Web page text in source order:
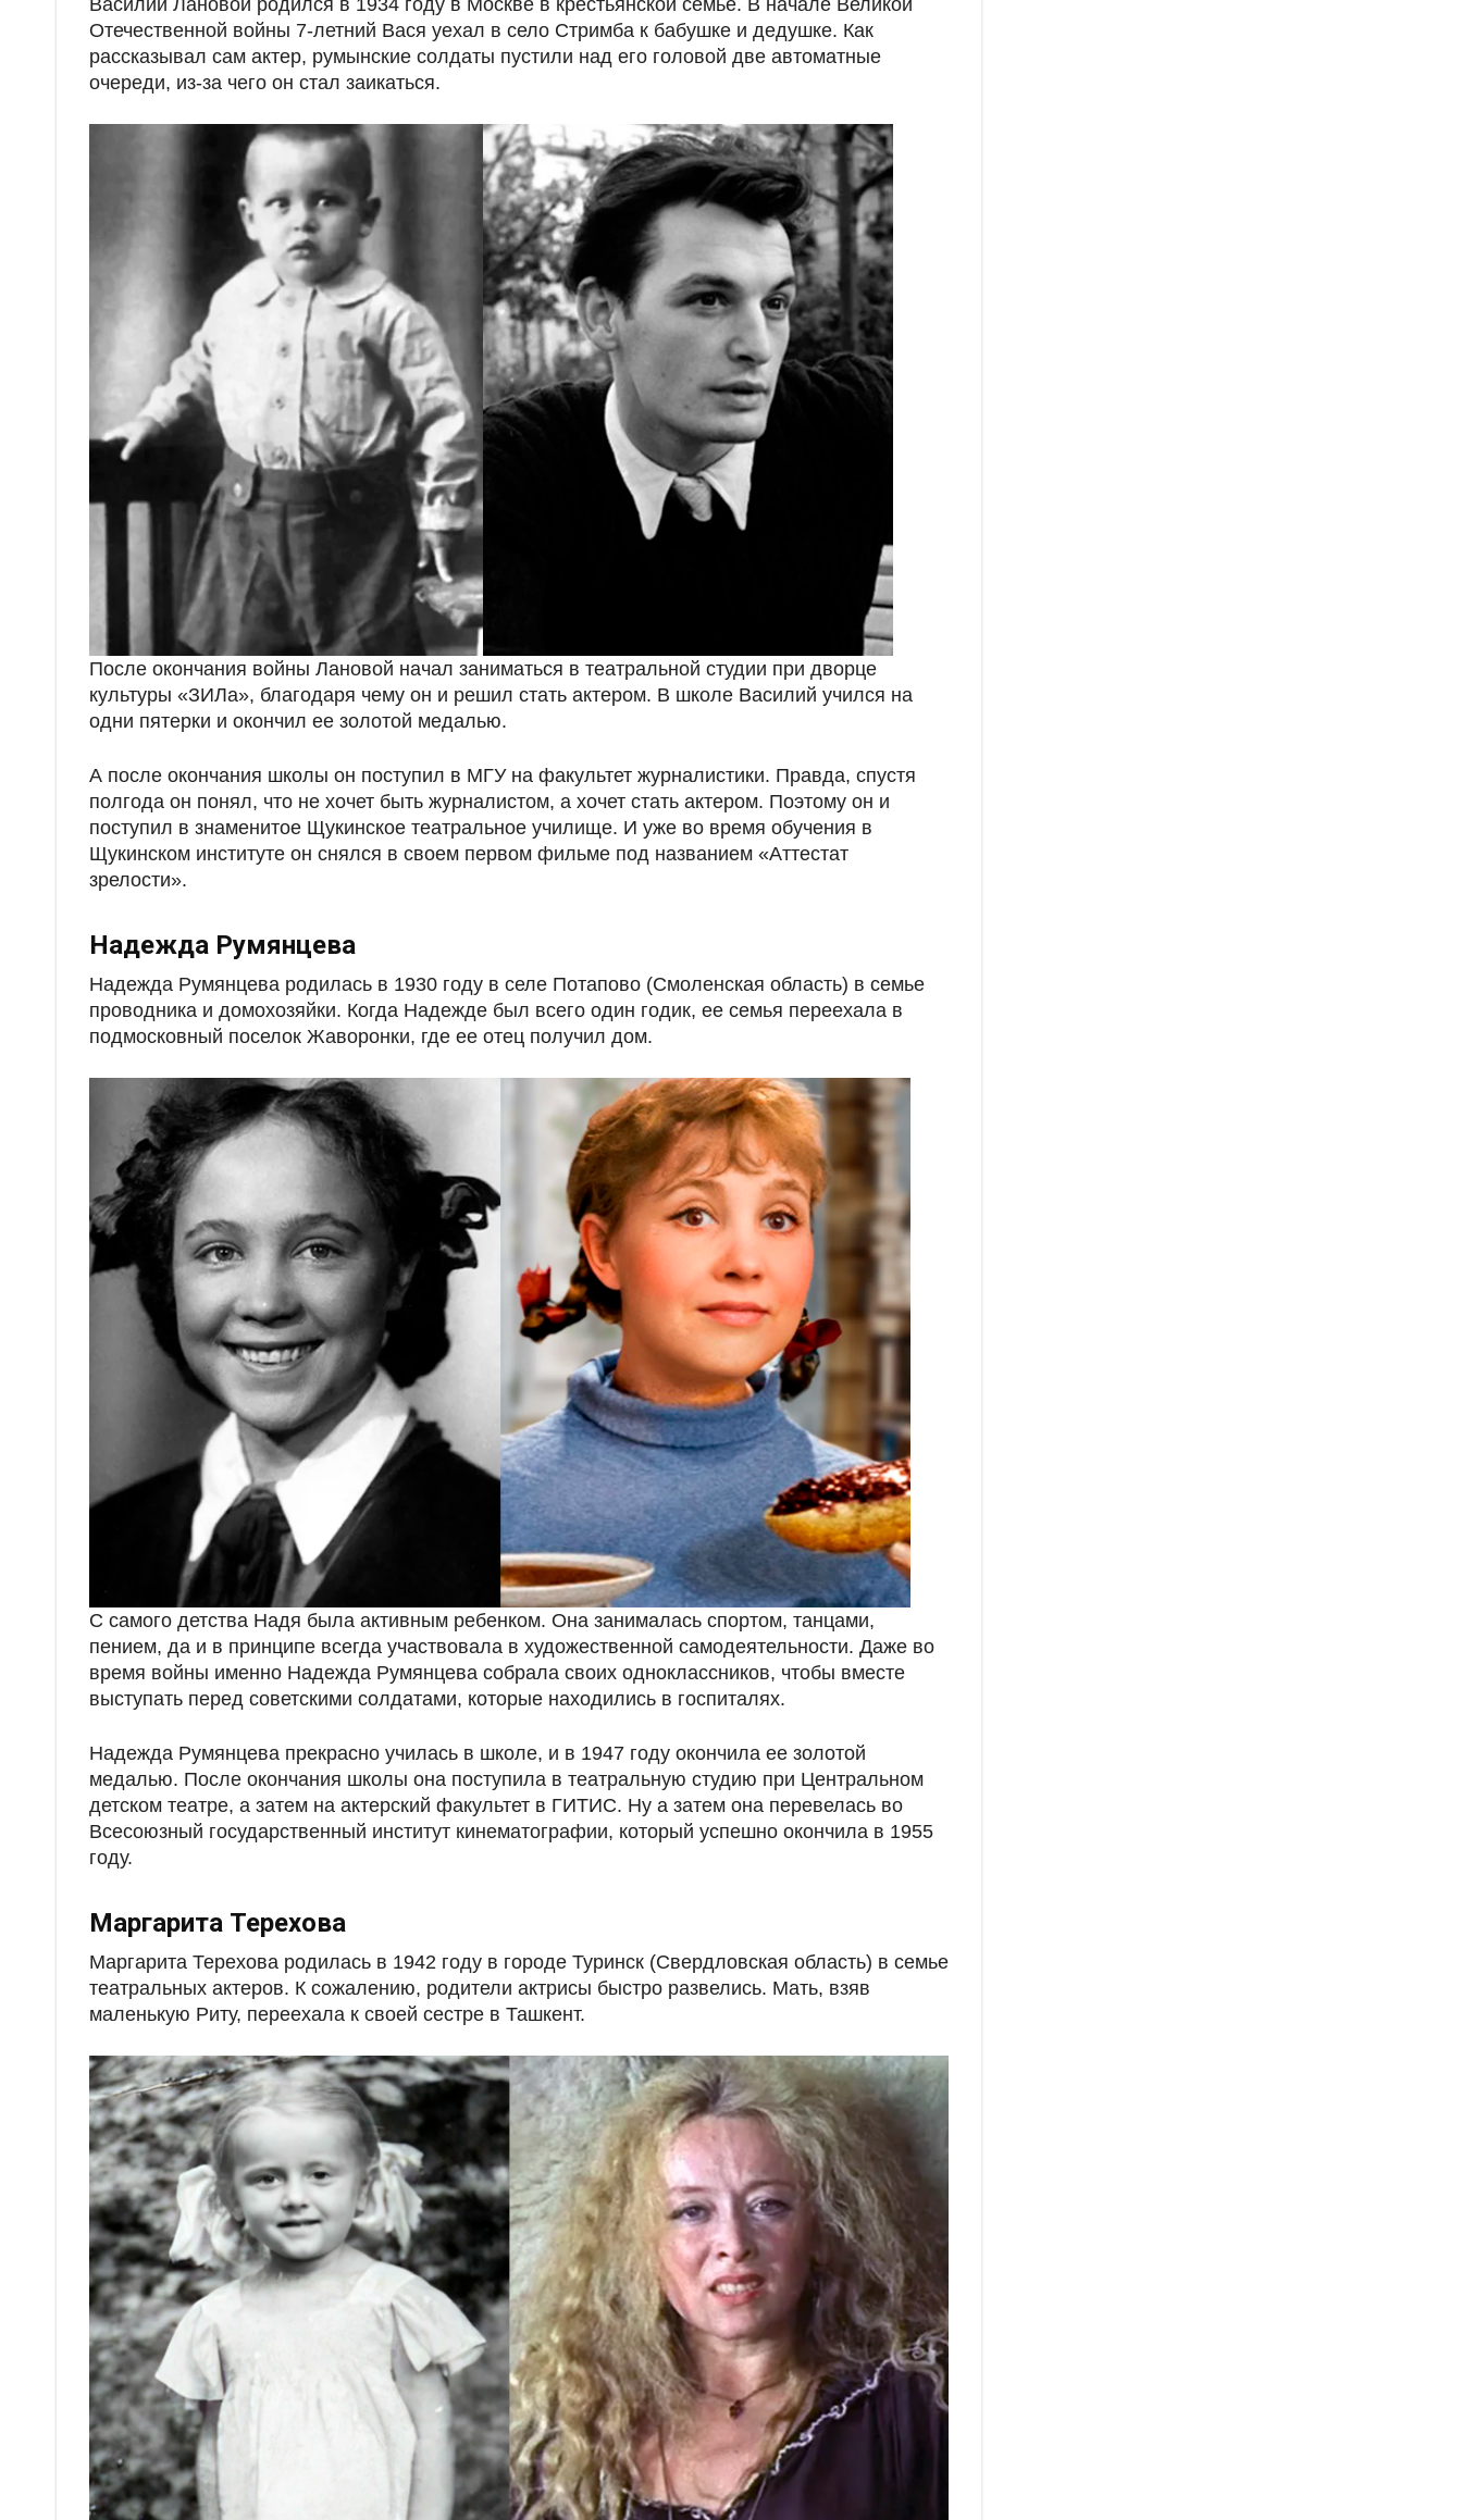
Отечественной войны 7-летний Вася уехал в село Стримба к бабушке и дедушке. Как
рассказывал сам актер, румынские солдаты пустили над его головой две автоматные
очереди, из-за чего он стал заикаться.
После окончания войны Лановой начал заниматься в театральной студии при дворце
культуры «ЗИЛа», благодаря чему он и решил стать актером. В школе Василий учился на
одни пятерки и окончил ее золотой медалью.
А после окончания школы он поступил в МГУ на факультет журналистики. Правда, спустя
полгода он понял, что не хочет быть журналистом, а хочет стать актером. Поэтому он и
поступил в знаменитое Щукинское театральное училище. И уже во время обучения в
Щукинском институте он снялся в своем первом фильме под названием «Аттестат
зрелости».
Надежда Румянцева
Надежда Румянцева родилась в 1930 году в селе Потапово (Смоленская область) в семье
проводника и домохозяйки. Когда Надежде был всего один годик, ее семья переехала в
подмосковный поселок Жаворонки, где ее отец получил дом.
С самого детства Надя была активным ребенком. Она занималась спортом, танцами,
пением, да и в принципе всегда участвовала в художественной самодеятельности. Даже во
время войны именно Надежда Румянцева собрала своих одноклассников, чтобы вместе
выступать перед советскими солдатами, которые находились в госпиталях.
Надежда Румянцева прекрасно училась в школе, и в 1947 году окончила ее золотой
медалью. После окончания школы она поступила в театральную студию при Центральном
детском театре, а затем на актерский факультет в ГИТИС. Ну а затем она перевелась во
Всесоюзный государственный институт кинематографии, который успешно окончила в 1955
году.
Маргарита Терехова
Маргарита Терехова родилась в 1942 году в городе Туринск (Свердловская область) в семье
театральных актеров. К сожалению, родители актрисы быстро развелись. Мать, взяв
маленькую Риту, переехала к своей сестре в Ташкент.